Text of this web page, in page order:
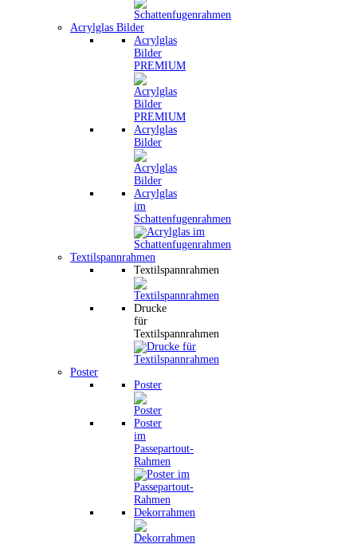
Acrylglas Bilder
Acrylglas
Bilder
PREMIUM
Acrylglas
Bilder
Acrylglas
im
Schattenfugenrahmen
Textilspannrahmen
Textilspannrahmen
Drucke
für
Textilspannrahmen
Poster
Poster
Poster
im
Passepartout-
Rahmen
Dekorrahmen